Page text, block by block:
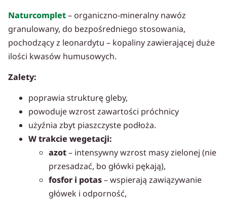
Naturcomplet– organiczno-mineralny nawóz
granulowany, do bezpośredniego stosowania,
pochodzący z leonardytu – kopaliny zawierającej duże
ilości kwasów humusowych.
Zalety:
poprawia strukturę gleby,
powoduje wzrost zawartości próchnicy
użyźnia zbyt piaszczyste podłoża.
W trakcie wegetacji:
azot– intensywny wzrost masy zielonej (nie
przesadzać, bo główki pękają),
fosfor i potas– wspierają zawiązywanie
główek i odporność,